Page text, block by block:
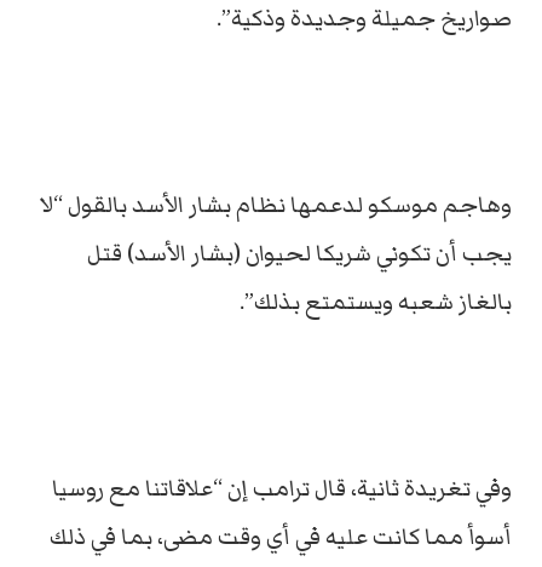
صواريخ جميلة وجديدة وذكية”.
وهاجم موسكو لدعمها نظام بشار الأسد بالقول “لا
يجب أن تكوني شريكا لحيوان (بشار الأسد) قتل
بالغاز شعبه ويستمتع بذلك”.
وفي تغريدة ثانية، قال ترامب إن “علاقاتنا مع روسيا
أسوأ مما كانت عليه في أي وقت مضى، بما في ذلك